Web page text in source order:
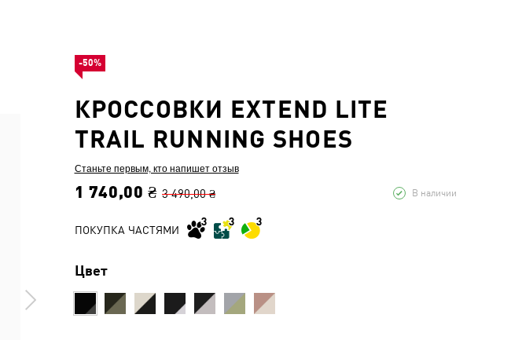
КРОССОВКИ EXTEND LITE
TRAIL RUNNING SHOES
Станьте первым, кто напишет отзыв
1 740,00 ₴ 3 490,00 ₴ В наличии
ПОКУПКА ЧАСТЯМИ
Цвет
-50%